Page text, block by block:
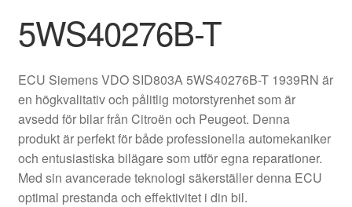
Integritetspolicy
Kolla upp
Kontakt
Mitt konto
5WS40276B-T
ECU Siemens VDO SID803A 5WS40276B-T 1939RN är
en högkvalitativ och pålitlig motorstyrenhet som är
avsedd för bilar från Citroën och Peugeot. Denna
produkt är perfekt för både professionella automekaniker
och entusiastiska bilägare som utför egna reparationer.
Med sin avancerade teknologi säkerställer denna ECU
optimal prestanda och effektivitet i din bil.